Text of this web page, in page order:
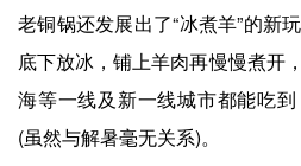
老铜锅还发展出了“冰煮羊”的新
底下放冰，铺上羊肉再慢慢煮开
海等一线及新一线城市都能吃
(虽然与解暑毫无关系)。